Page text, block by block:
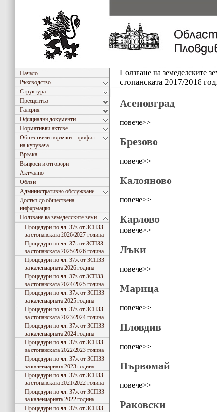
Начало
Ръководство
Структура
Пресцентър
Галерия
Официални документи
Нормативни актове
Обществени поръчки - профил
на купувача
Връзка
Въпроси и отговори
Актуално
Обяви
Административно обслужване
Достъп до обществена
информация
Ползване на земеделските земи
Процедури по чл. 37в от ЗСПЗЗ
за стопанската 2026/2027 година
Процедури по чл. 37в от ЗСПЗЗ
за стопанската 2025/2026 година
Процедури по чл. 37ж от ЗСПЗЗ
за календарната 2026 година
Процедури по чл. 37в от ЗСПЗЗ
за стопанската 2024/2025 година
Процедури по чл. 37ж от ЗСПЗЗ
за календарната 2025 година
Процедури по чл. 37в от ЗСПЗЗ
за стопанската 2023/2024 година
Процедури по чл. 37ж от ЗСПЗЗ
за календарната 2024 година
Процедури по чл. 37в от ЗСПЗЗ
за стопанската 2022/2023 година
Процедури по чл. 37ж от ЗСПЗЗ
за календарната 2023 година
Процедури по чл. 37в от ЗСПЗЗ
за стопанската 2021/2022 година
Процедури по чл. 37ж от ЗСПЗЗ
за календарната 2022 година
Процедури по чл. 37в от ЗСПЗЗ
Ползване на земеделските
стопанската 2017/2018
Асеновград
повече>>
Брезово
повече>>
Калояново
повече>>
Карлово
повече>>
Лъки
повече>>
Марица
повече>>
Пловдив
повече>>
Първомай
повече>>
Раковски